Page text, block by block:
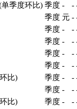
季度环比) 季度 - -
季度 元 -
季度 - -
季度 - -
季度 - -
季度 - -
比)
季度 - -
季度 - -
比)
季度 - -